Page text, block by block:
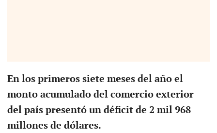
En los primeros siete meses del año el
monto acumulado del comercio exterior
del país presentó un déficit de 2 mil 968
millones de dólares.